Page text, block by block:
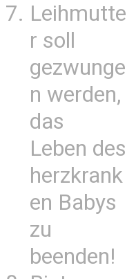
Leihmutte
r soll
gezwunge
n werden,
das
Leben des
herzkrank
en Babys
zu
beenden!